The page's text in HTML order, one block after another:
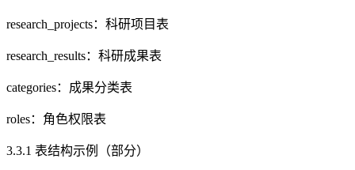
research_projects：科研项目表
research_results：科研成果表
categories：成果分类表
roles：角色权限表
3.3.1 表结构示例（部分）